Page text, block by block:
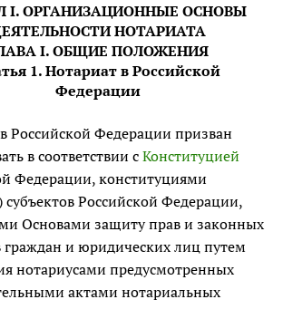
I. ОРГАНИЗАЦИОННЫЕ ОСНОВЫ
НОТАРИАТА
I. ОБЩИЕ ПОЛОЖЕНИЯ
1. Нотариат в Российской
Федерации
Российской Федерации призван
в соответствии с Конституцией
Федерации, конституциями
субъектов Российской Федерации,
Основами защиту прав и законных
граждан и юридических лиц путем
нотариусами предусмотренных
актами нотариальных